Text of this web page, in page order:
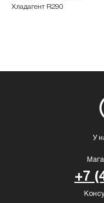
Хладагент R290
У
+7